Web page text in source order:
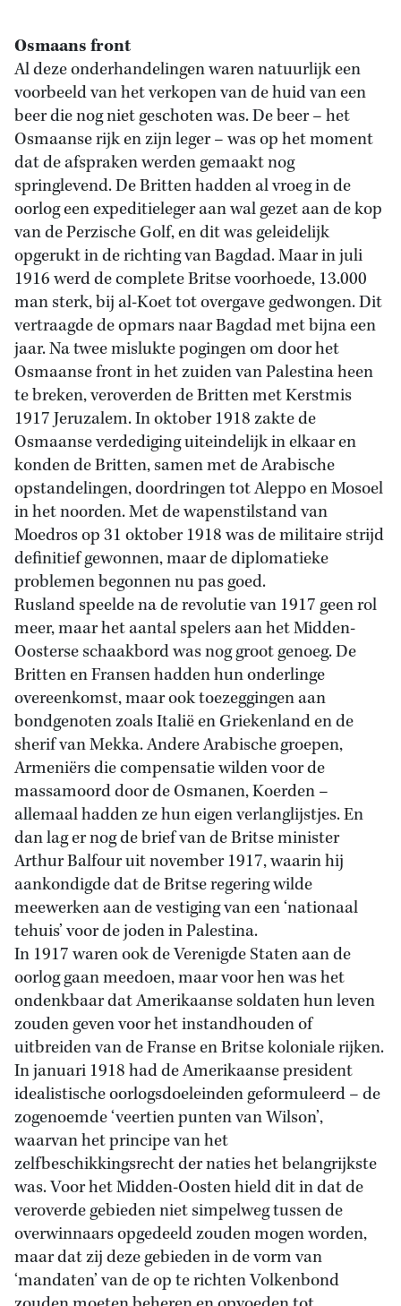
Osmaans front
Al deze onderhandelingen waren natuurlijk een
voorbeeld van het verkopen van de huid van een
beer die nog niet geschoten was. De beer – het
Osmaanse rijk en zijn leger – was op het moment
dat de afspraken werden gemaakt nog
springlevend. De Britten hadden al vroeg in de
oorlog een expeditieleger aan wal gezet aan de kop
van de Perzische Golf, en dit was geleidelijk
opgerukt in de richting van Bagdad. Maar in juli
1916 werd de complete Britse voorhoede, 13.000
man sterk, bij al-Koet tot overgave gedwongen. Dit
vertraagde de opmars naar Bagdad met bijna een
jaar. Na twee mislukte pogingen om door het
Osmaanse front in het zuiden van Palestina heen
te breken, veroverden de Britten met Kerstmis
1917 Jeruzalem. In oktober 1918 zakte de
Osmaanse verdediging uiteindelijk in elkaar en
konden de Britten, samen met de Arabische
opstandelingen, doordringen tot Aleppo en Mosoel
in het noorden. Met de wapenstilstand van
Moedros op 31 oktober 1918 was de militaire strijd
definitief gewonnen, maar de diplomatieke
problemen begonnen nu pas goed.
Rusland speelde na de revolutie van 1917 geen rol
meer, maar het aantal spelers aan het Midden-
Oosterse schaakbord was nog groot genoeg. De
Britten en Fransen hadden hun onderlinge
overeenkomst, maar ook toezeggingen aan
bondgenoten zoals Italië en Griekenland en de
sherif van Mekka. Andere Arabische groepen,
Armeniërs die compensatie wilden voor de
massamoord door de Osmanen, Koerden –
allemaal hadden ze hun eigen verlanglijstjes. En
dan lag er nog de brief van de Britse minister
Arthur Balfour uit november 1917, waarin hij
aankondigde dat de Britse regering wilde
meewerken aan de vestiging van een ‘nationaal
tehuis’ voor de joden in Palestina.
In 1917 waren ook de Verenigde Staten aan de
oorlog gaan meedoen, maar voor hen was het
ondenkbaar dat Amerikaanse soldaten hun leven
zouden geven voor het instandhouden of
uitbreiden van de Franse en Britse koloniale rijken.
In januari 1918 had de Amerikaanse president
idealistische oorlogsdoeleinden geformuleerd – de
zogenoemde ‘veertien punten van Wilson’,
waarvan het principe van het
zelfbeschikkingsrecht der naties het belangrijkste
was. Voor het Midden-Oosten hield dit in dat de
veroverde gebieden niet simpelweg tussen de
overwinnaars opgedeeld zouden mogen worden,
maar dat zij deze gebieden in de vorm van
‘mandaten’ van de op te richten Volkenbond